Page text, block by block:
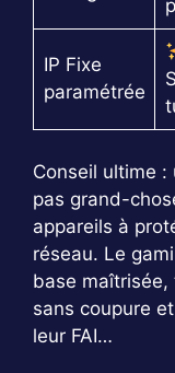
IP Fixe
paramétrée
Conseil ultime :
pas grand-
appareils à
réseau. Le
base
sans coupure
leur FAI…